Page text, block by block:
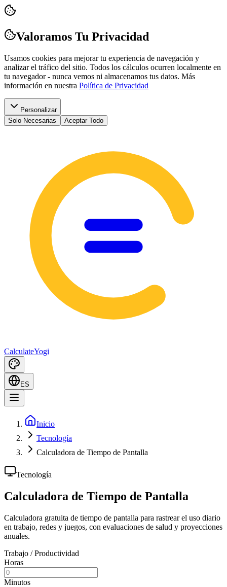
Valoramos Tu Privacidad
Usamos cookies para mejorar tu experiencia de navegación y
analizar el tráfico del sitio. Todos los cálculos ocurren localmente en
tu navegador - nunca vemos ni almacenamos tus datos. Más
información en nuestra Política de Privacidad
Personalizar
Solo Necesarias
Aceptar Todo
CalculateYogi
ES
Inicio
Tecnología
Calculadora de Tiempo de Pantalla
Tecnología
Calculadora de Tiempo de Pantalla
Calculadora gratuita de tiempo de pantalla para rastrear el uso diario
en trabajo, redes y juegos, con evaluaciones de salud y proyecciones
anuales.
Trabajo / Productividad
Horas
Minutos